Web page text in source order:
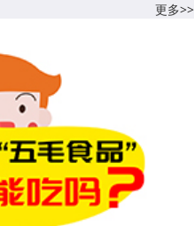
更多>>